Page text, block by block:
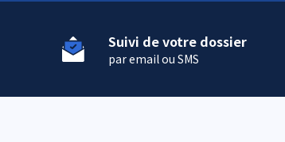
Suivi de votre dossier
par email ou SMS